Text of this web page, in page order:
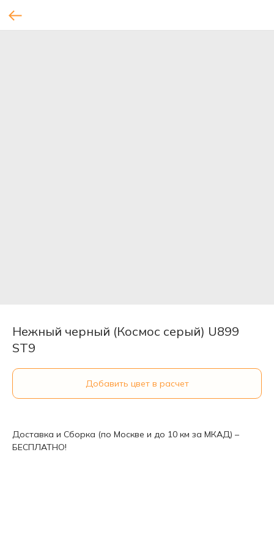
Нежный черный (Космос серый) U899
ST9
Добавить цвет в расчет
Доставка и Сборка (по Москве и до 10 км за МКАД) –
БЕСПЛАТНО!